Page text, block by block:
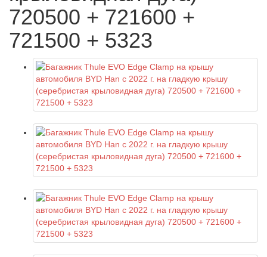
720500 + 721600 +
721500 + 5323